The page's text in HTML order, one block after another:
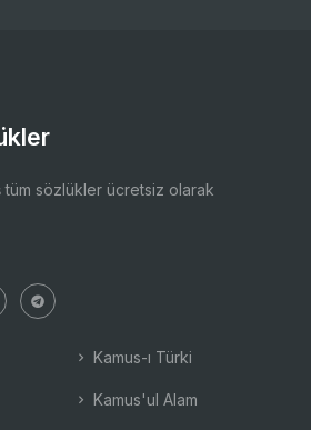
tüm sözlükler ücretsiz olarak
Kamus-ı Türki
Kamus'ul Alam